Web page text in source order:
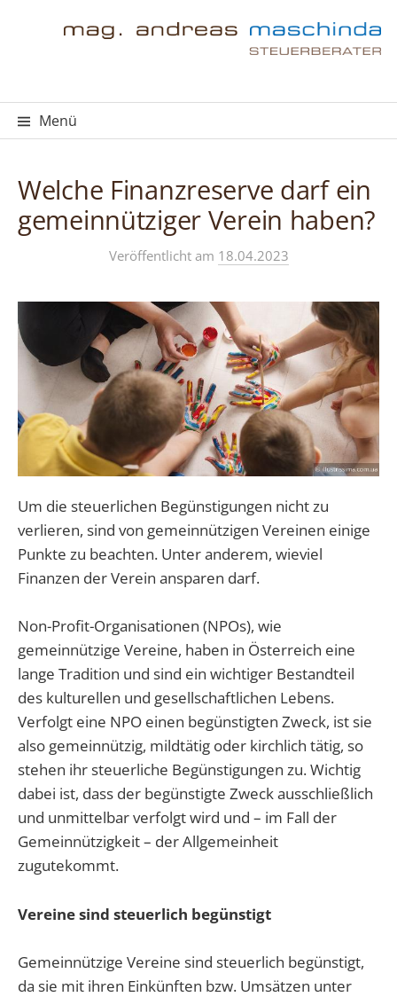
Menü
Welche Finanzreserve darf ein
gemeinnütziger Verein haben?
Veröffentlicht am 18.04.2023
Um die steuerlichen Begünstigungen nicht zu
verlieren, sind von gemeinnützigen Vereinen einige
Punkte zu beachten. Unter anderem, wieviel
Finanzen der Verein ansparen darf.
Non-Profit-Organisationen (NPOs), wie
gemeinnützige Vereine, haben in Österreich eine
lange Tradition und sind ein wichtiger Bestandteil
des kulturellen und gesellschaftlichen Lebens.
Verfolgt eine NPO einen begünstigten Zweck, ist sie
also gemeinnützig, mildtätig oder kirchlich tätig, so
stehen ihr steuerliche Begünstigungen zu. Wichtig
dabei ist, dass der begünstigte Zweck ausschließlich
und unmittelbar verfolgt wird und – im Fall der
Gemeinnützigkeit – der Allgemeinheit
zugutekommt.
Vereine sind steuerlich begünstigt
Gemeinnützige Vereine sind steuerlich begünstigt,
da sie mit ihren Einkünften bzw. Umsätzen unter